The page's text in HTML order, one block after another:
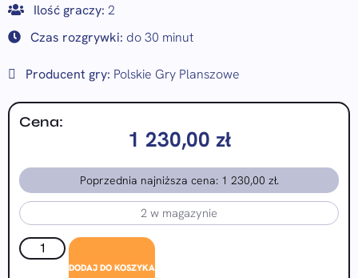
Ilość graczy: 2
Czas rozgrywki: do 30 minut
Producent gry: Polskie Gry Planszowe
Cena:
1 230,00 zł
Poprzednia najniższa cena: 1 230,00 zł.
2 w magazynie
DODAJ DO KOSZYKA